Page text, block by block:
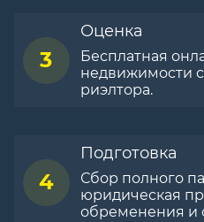
3
Оценка
Бесплатная
недвижимости
риэлтора.
4
Подготовка
Сбор полного
юридическая
обременения и